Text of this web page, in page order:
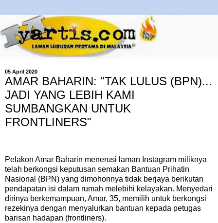
05 April 2020
AMAR BAHARIN: "TAK LULUS (BPN)...
JADI YANG LEBIH KAMI
SUMBANGKAN UNTUK
FRONTLINERS"
Pelakon Amar Baharin menerusi laman Instagram miliknya
telah berkongsi keputusan semakan Bantuan Prihatin
Nasional (BPN) yang dimohonnya tidak berjaya berikutan
pendapatan isi dalam rumah melebihi kelayakan. Menyedari
dirinya berkemampuan, Amar, 35, memilih untuk berkongsi
rezekinya dengan menyalurkan bantuan kepada petugas
barisan hadapan (frontliners).